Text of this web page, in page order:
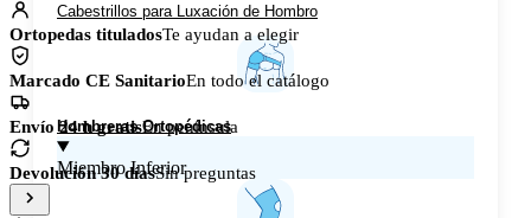
Cabestrillos para Luxación de Hombro
Hombreras Ortopédicas
Miembro Inferior
Ortopedas tituladosTe ayudan a elegir
Marcado CE SanitarioEn todo el catálogo
Envío 24 h gratisEn península
Devolución 30 díasSin preguntas